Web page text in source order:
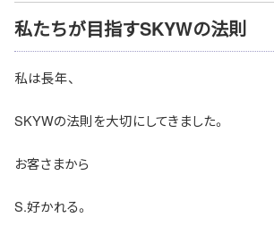
私たちが目指すSKYWの法則
私は長年、
SKYWの法則を大切にしてきました。
お客さまから
S.好かれる。